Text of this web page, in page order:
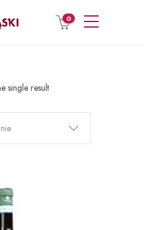
0
single result